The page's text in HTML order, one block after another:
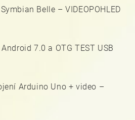
Belle – VIDEOPOHLED
7.0 a OTG TEST USB
Arduino Uno + video –